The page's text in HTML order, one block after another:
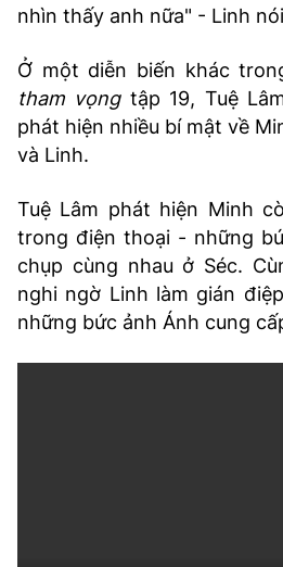
nhìn thấy anh nữa" - Linh
Ở một diễn biến khác
tham vọng tập 19, Tuệ
phát hiện nhiều bí mật về
và Linh.
Tuệ Lâm phát hiện Minh
trong điện thoại - những
chụp cùng nhau ở Séc.
nghi ngờ Linh làm gián
những bức ảnh Ánh cung